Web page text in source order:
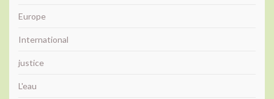
Europe
International
justice
L'eau